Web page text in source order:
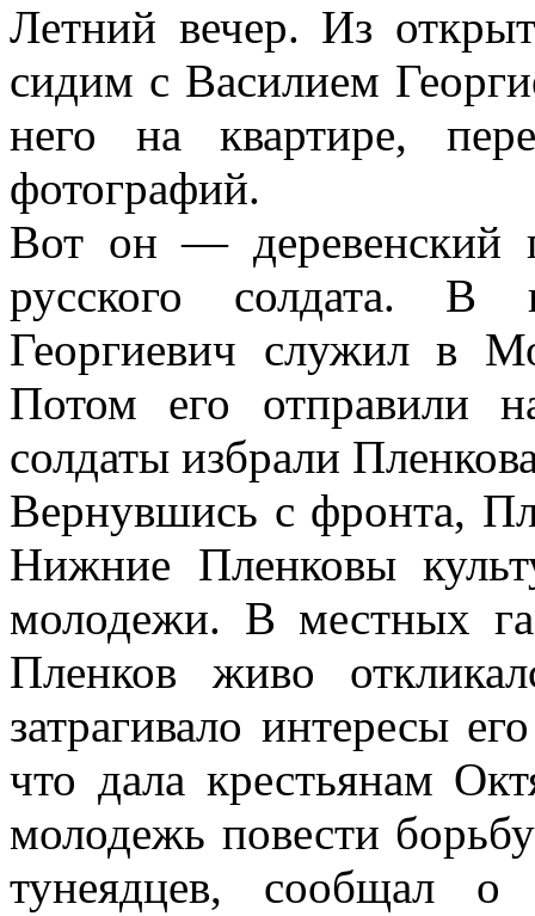
Летний вечер. Из
сидим с Василием
него на квартире,
фотографий.
Вот он — деревенский
русского солдата. В
Георгиевич служил в
Потом его отправили
солдаты избрали
Вернувшись с фронта,
Нижние Пленковы
молодежи. В местных
Пленков живо
затрагивало интересы
что дала крестьянам
молодежь повести
тунеядцев, сообщал о